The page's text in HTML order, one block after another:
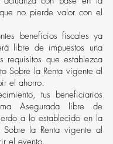
no pierde valor con el
beneficios fiscales ya
libre de impuestos una
requisitos que establezca
Sobre la Renta vigente al
el ahorro.
tus beneficiarios
Asegurada libre de
a lo establecido en la
Sobre la Renta vigente al
el evento.